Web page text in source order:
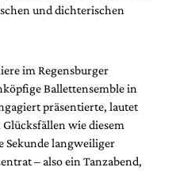
und dichterischen
im Regensburger
Ballettensemble in
präsentierte, lautet
wie diesem
Sekunde langweiliger
– also ein Tanzabend,